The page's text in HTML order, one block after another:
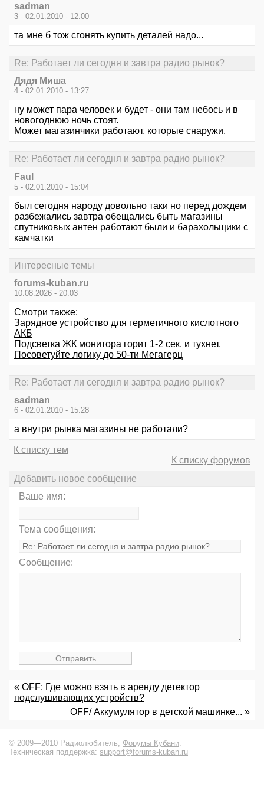
sadman
3 - 02.01.2010 - 12:00
та мне б тож сгонять купить деталей надо...
Re: Работает ли сегодня и завтра радио рынок?
Дядя Миша
4 - 02.01.2010 - 13:27
ну может пара человек и будет - они там небось и в
новогоднюю ночь стоят.
Может магазинчики работают, которые снаружи.
Re: Работает ли сегодня и завтра радио рынок?
Faul
5 - 02.01.2010 - 15:04
был сегодня народу довольно таки но перед дождем
разбежались завтра обещались быть магазины
спутниковых антен работают были и барахольщики с
камчатки
Интересные темы
forums-kuban.ru
10.08.2026 - 20:03
Смотри также:
Зарядное устройство для герметичного кислотного
АКБ
Подсветка ЖК монитора горит 1-2 сек. и тухнет.
Посоветуйте логику до 50-ти Мегагерц
Re: Работает ли сегодня и завтра радио рынок?
sadman
6 - 02.01.2010 - 15:28
а внутри рынка магазины не работали?
К списку тем
К списку форумов
Добавить новое сообщение
Ваше имя:
Тема сообщения:
Сообщение:
« OFF: Где можно взять в аренду детектор
подслушивающих устройств?
OFF/ Аккумулятор в детской машинке... »
© 2009—2010 Радиолюбитель, Форумы Кубани
Техническая поддержка: support@forums-kuban.ru